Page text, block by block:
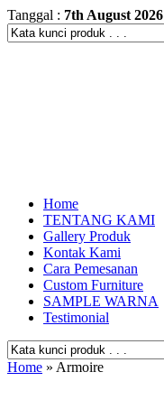
Tanggal : 7th August 2026
Home
TENTANG KAMI
Gallery Produk
Kontak Kami
Cara Pemesanan
Custom Furniture
SAMPLE WARNA
Testimonial
Home » Armoire